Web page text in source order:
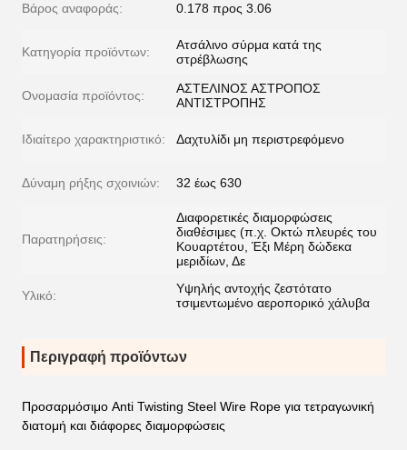
Βάρος αναφοράς: 0.178 προς 3.06
Κατηγορία προϊόντων:
Ατσάλινο σύρμα κατά της
στρέβλωσης
Ονομασία προϊόντος:
ΑΣΤΕΛΙΝΟΣ ΑΣΤΡΟΠΟΣ
ΑΝΤΙΣΤΡΟΠΗΣ
Ιδιαίτερο χαρακτηριστικό: Δαχτυλίδι μη περιστρεφόμενο
Δύναμη ρήξης σχοινιών: 32 έως 630
Παρατηρήσεις:
Διαφορετικές διαμορφώσεις
διαθέσιμες (π.χ. Οκτώ πλευρές του
Κουαρτέτου, Έξι Μέρη δώδεκα
μεριδίων, Δε
Υλικό:
Υψηλής αντοχής ζεστότατο
τσιμεντωμένο αεροπορικό χάλυβα
Περιγραφή προϊόντων
Προσαρμόσιμο Anti Twisting Steel Wire Rope για τετραγωνική
διατομή και διάφορες διαμορφώσεις